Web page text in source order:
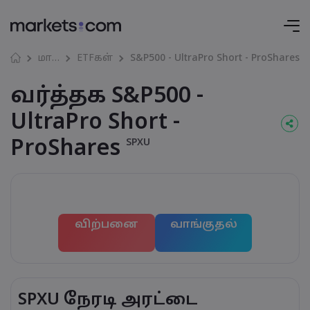
மார்கெட்கள் ETFகள் S&P500 - UltraPro Short - ProShares
வர்த்தக S&P500 -
UltraPro Short -
ProShares SPXU
விற்பனை வாங்குதல்
SPXU நேரடி அரட்டை